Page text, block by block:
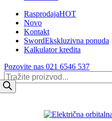
RasprodajaHOT
Novo
Kontakt
SwordEkskluzivna ponuda
Kalkulator kredita
Pozovite nas 021 6546 537
Products
search